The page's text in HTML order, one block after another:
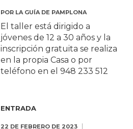
POR LA GUÍA DE PAMPLONA
El taller está dirigido a
jóvenes de 12 a 30 años y la
inscripción gratuita se realiza
en la propia Casa o por
teléfono en el 948 233 512
ENTRADA
22 DE FEBRERO DE 2023